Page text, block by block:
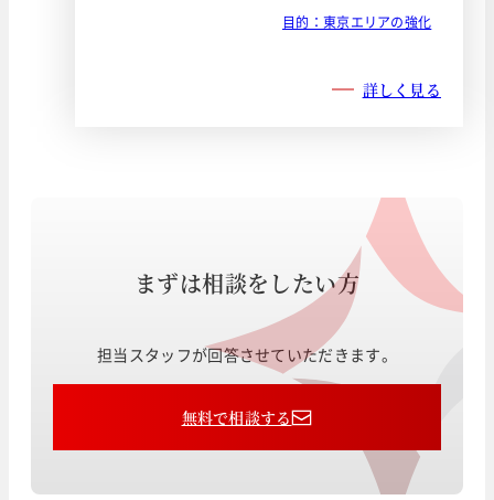
目的：東京エリアの強化
詳しく見る
まずは相談をしたい方
担当スタッフが回答させていただきます。
無料で相談する